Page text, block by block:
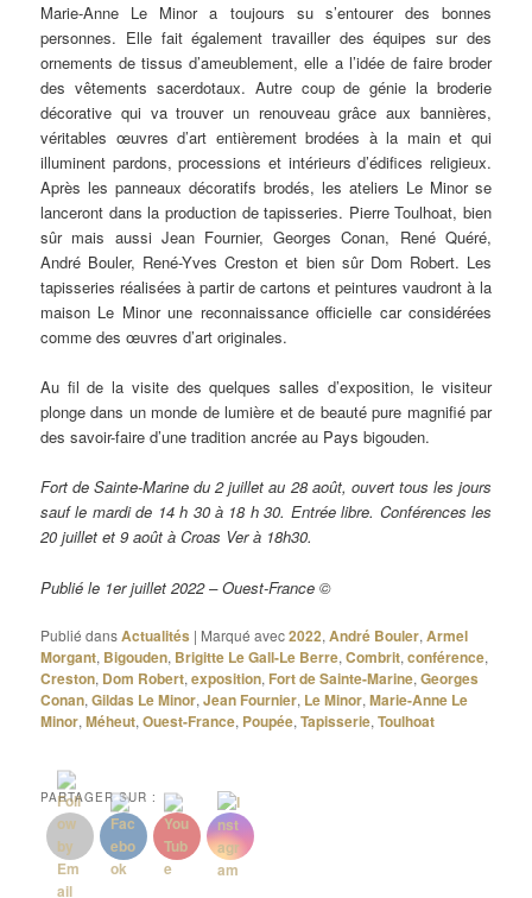
Marie-Anne Le Minor a toujours su s’entourer des bonnes
personnes. Elle fait également travailler des équipes sur des
ornements de tissus d’ameublement, elle a l’idée de faire broder
des vêtements sacerdotaux. Autre coup de génie la broderie
décorative qui va trouver un renouveau grâce aux bannières,
véritables œuvres d’art entièrement brodées à la main et qui
illuminent pardons, processions et intérieurs d’édifices religieux.
Après les panneaux décoratifs brodés, les ateliers Le Minor se
lanceront dans la production de tapisseries. Pierre Toulhoat, bien
sûr mais aussi Jean Fournier, Georges Conan, René Quéré,
André Bouler, René-Yves Creston et bien sûr Dom Robert. Les
tapisseries réalisées à partir de cartons et peintures vaudront à la
maison Le Minor une reconnaissance officielle car considérées
comme des œuvres d’art originales.
Au fil de la visite des quelques salles d’exposition, le visiteur
plonge dans un monde de lumière et de beauté pure magnifié par
des savoir-faire d’une tradition ancrée au Pays bigouden.
Fort de Sainte-Marine du 2 juillet au 28 août, ouvert tous les jours
sauf le mardi de 14 h 30 à 18 h 30. Entrée libre. Conférences les
20 juillet et 9 août à Croas Ver à 18h30.
Publié le 1er juillet 2022 – Ouest-France ©
Publié dansActualités | Marqué avec2022,André Bouler,Armel
Morgant, Bigouden, Brigitte Le Gall-Le Berre,Combrit,conférence,
Creston, Dom Robert,exposition, Fort de Sainte-Marine,Georges
Conan,Gildas Le Minor,Jean Fournier, Le Minor,Marie-Anne Le
Minor,Méheut,Ouest-France, Poupée,Tapisserie,Toulhoat
PARTAGER SUR :